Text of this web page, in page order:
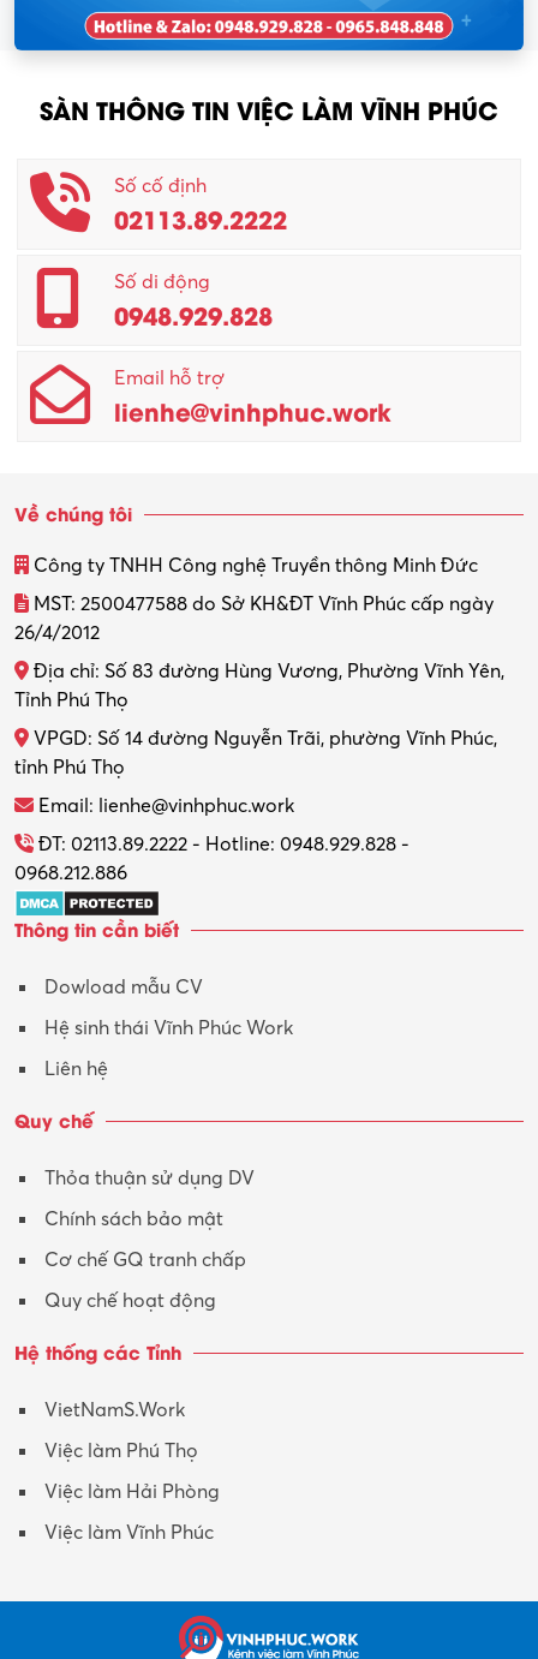
SÀN THÔNG TIN VIỆC LÀM VĨNH PHÚC
Số cố định
02113.89.2222
Số di động
0948.929.828
Email hỗ trợ
lienhe@vinhphuc.work
Về chúng tôi
Công ty TNHH Công nghệ Truyền thông Minh Đức
MST: 2500477588 do Sở KH&ĐT Vĩnh Phúc cấp ngày
26/4/2012
Địa chỉ: Số 83 đường Hùng Vương, Phường Vĩnh Yên,
Tỉnh Phú Thọ
VPGD: Số 14 đường Nguyễn Trãi, phường Vĩnh Phúc,
tỉnh Phú Thọ
Email: lienhe@vinhphuc.work
ĐT: 02113.89.2222 - Hotline: 0948.929.828 -
0968.212.886
Thông tin cần biết
Dowload mẫu CV
Hệ sinh thái Vĩnh Phúc Work
Liên hệ
Quy chế
Thỏa thuận sử dụng DV
Chính sách bảo mật
Cơ chế GQ tranh chấp
Quy chế hoạt động
Hệ thống các Tỉnh
VietNamS.Work
Việc làm Phú Thọ
Việc làm Hải Phòng
Việc làm Vĩnh Phúc